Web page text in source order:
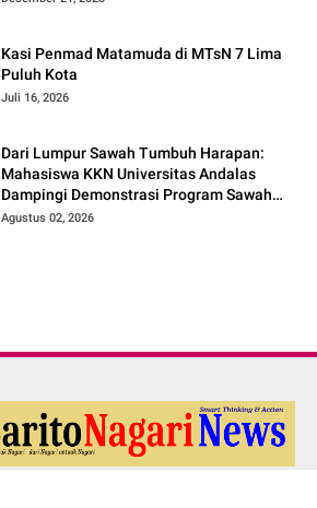
Kasi Penmad Matamuda di MTsN 7 Lima
Puluh Kota
Juli 16, 2026
Dari Lumpur Sawah Tumbuh Harapan:
Mahasiswa KKN Universitas Andalas
Dampingi Demonstrasi Program Sawah
Pokok Murah di Jorong Bayua
Agustus 02, 2026